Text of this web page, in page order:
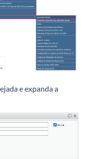
e expanda a